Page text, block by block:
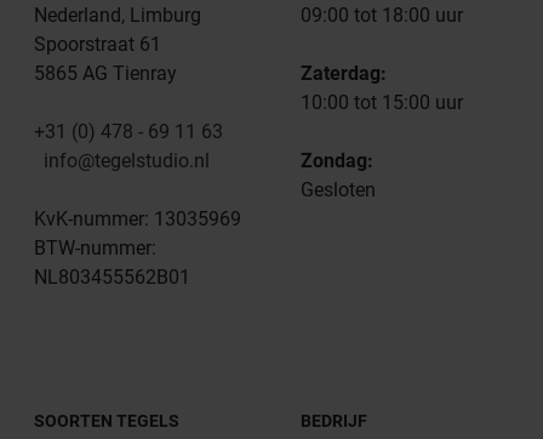
Nederland, Limburg
Spoorstraat 61
5865 AG Tienray
+31 (0) 478 - 69 11 63
info@tegelstudio.nl
KvK-nummer: 13035969
BTW-nummer:
NL803455562B01
09:00 tot 18:00 uur
Zaterdag:
10:00 tot 15:00 uur
Zondag:
Gesloten
SOORTEN TEGELS BEDRIJF